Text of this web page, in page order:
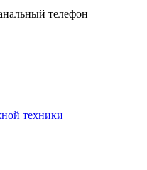
телефон